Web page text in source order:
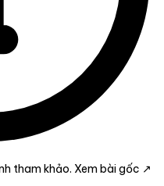
tham khảo. Xem bài gốc ↗